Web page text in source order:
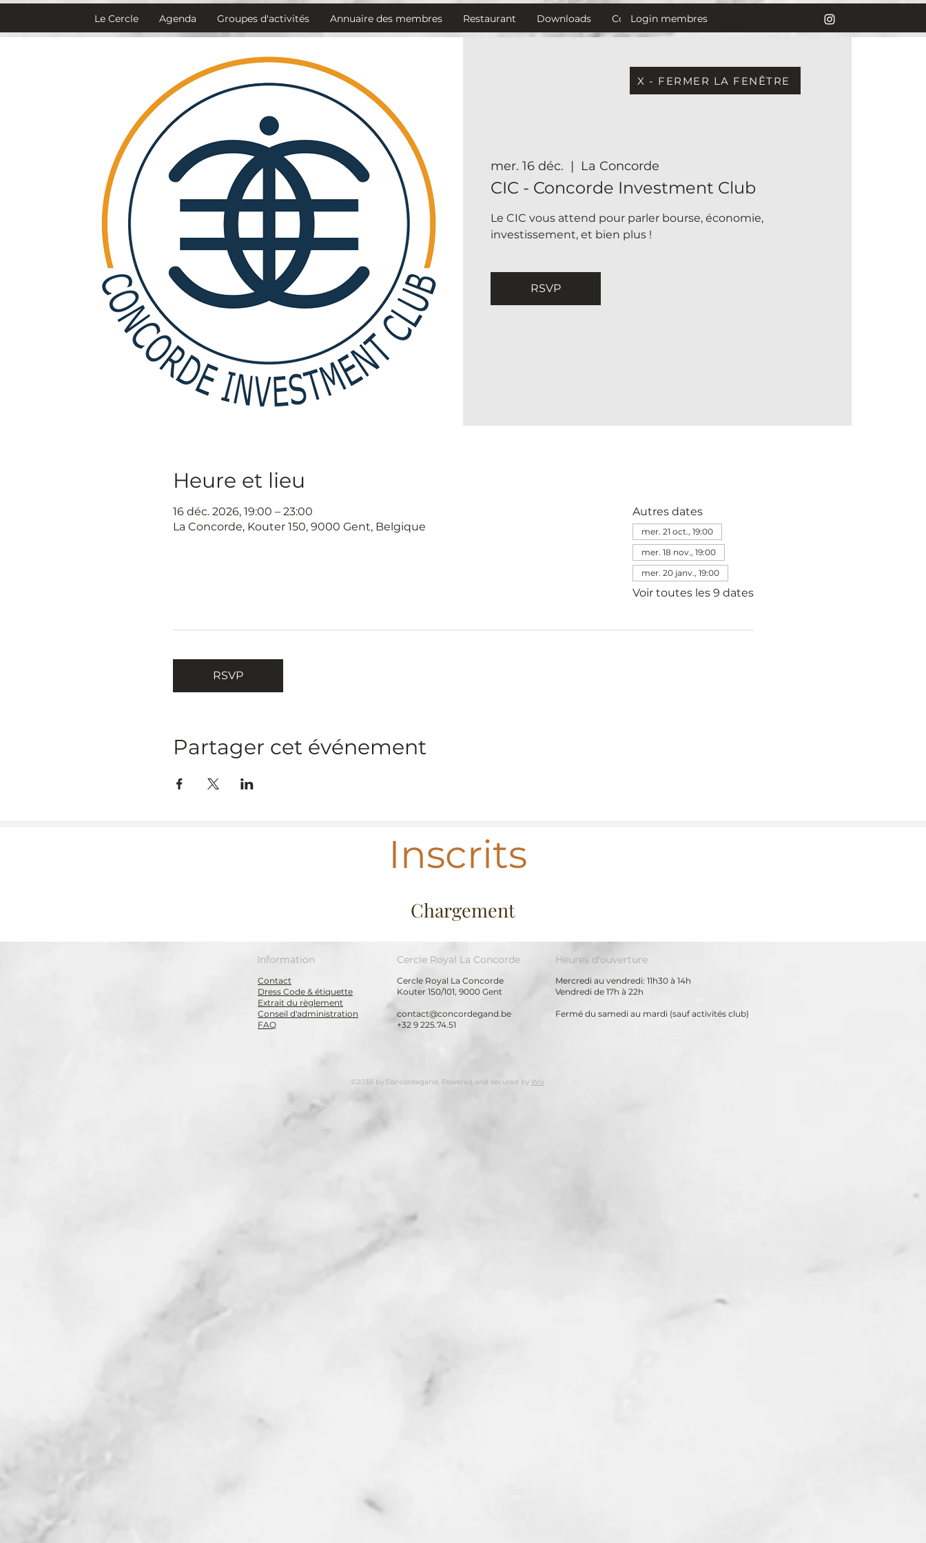
Le Cercle Agenda Groupes d'activités Annuaire des membres Restaurant Downloads ContactLogin membres
mer. 16 déc.
  |
La Concorde
CIC - Concorde Investment Club
Le CIC vous attend pour parler bourse, économie,
investissement, et bien plus !
RSVP
Heure et lieu
16 déc. 2026, 19:00 – 23:00
La Concorde, Kouter 150, 9000 Gent, Belgique
Autres dates
mer. 21 oct., 19:00
mer. 18 nov., 19:00
mer. 20 janv., 19:00
Voir toutes les 9 dates
RSVP
Partager cet événement
X - FERMER LA FENÊTRE
Inscrits
Chargement
Information Heures d'ouverture
Cercle Royal La Concorde
Contact
Dress Code & étiquette
Extrait du règlement
Conseil d'administration
FAQ
Mercredi au vendredi: 11h30 à 14h
Vendredi de 17h à 22h
Fermé du samedi au mardi (sauf activités club)
Cercle Royal La Concorde
Kouter 150/101, 9000 Gent
contact@concordegand.be
+32 9 225.74.51
©2035 by Concordegand. Powered and secured by Wix